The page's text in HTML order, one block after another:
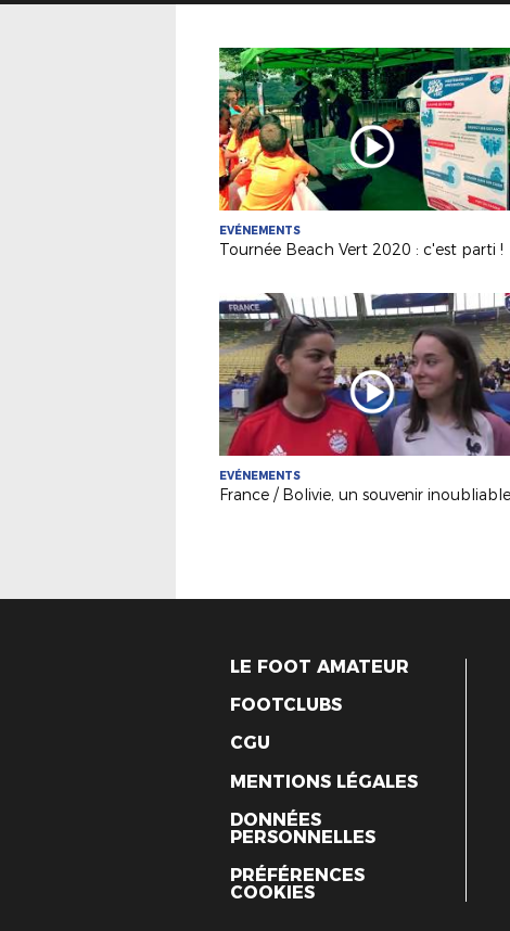
EVÉNEMENTS
Tournée Beach Vert 2020 : c'est parti !
EVÉNEMENTS
LE FOOT AMATEUR
FOOTCLUBS
CGU
MENTIONS LÉGALES
DONNÉES
PERSONNELLES
PRÉFÉRENCES
COOKIES